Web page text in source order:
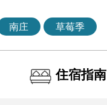
南庄 草莓季
住宿指南